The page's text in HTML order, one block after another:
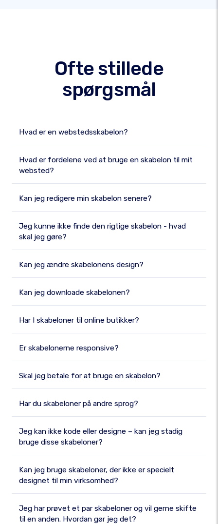
Ofte stillede
spørgsmål
Hvad er en webstedsskabelon?
Hvad er fordelene ved at bruge en skabelon til mit
websted?
Kan jeg redigere min skabelon senere?
Jeg kunne ikke finde den rigtige skabelon - hvad
skal jeg gøre?
Kan jeg ændre skabelonens design?
Kan jeg downloade skabelonen?
Har I skabeloner til online butikker?
Er skabelonerne responsive?
Skal jeg betale for at bruge en skabelon?
Har du skabeloner på andre sprog?
Jeg kan ikke kode eller designe – kan jeg stadig
bruge disse skabeloner?
Kan jeg bruge skabeloner, der ikke er specielt
designet til min virksomhed?
Jeg har prøvet et par skabeloner og vil gerne skifte
til en anden. Hvordan gør jeg det?